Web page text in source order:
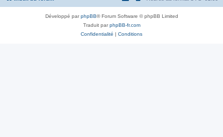
Développé parphpBB® Forum Software © phpBB Limited
Traduit parphpBB-fr.com
Confidentialité | Conditions